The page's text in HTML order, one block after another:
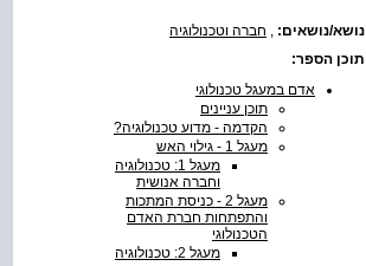
נושא/נושאים:
חברה וטכנולוגיה
תוכן הספר:
אדם במעגל טכנולוגי
תוכן עניינים
הקדמה - מדוע טכנולוגיה?
מעגל 1 - גילוי האש
מעגל 1: טכנולוגיה
וחברה אנושית
מעגל 2 - כניסת המתכות
והתפתחות חברת האדם
הטכנולוגי
מעגל 2: טכנולוגיה